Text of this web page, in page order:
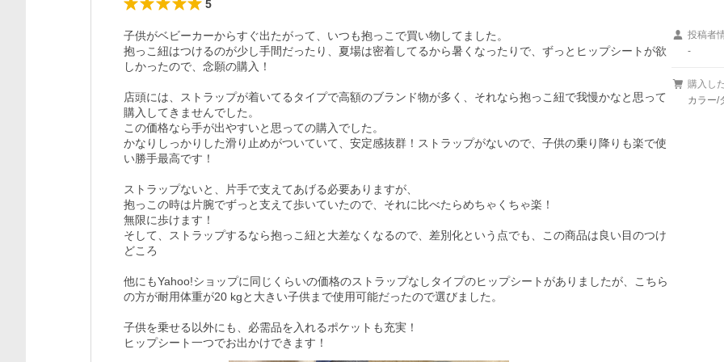
5
子供がベビーカーからすぐ出たがって、いつも抱っこで買い物してました。
抱っこ紐はつけるのが少し手間だったり、夏場は密着してるから暑くなったりで、ずっとヒップシートが欲
しかったので、念願の購入！
店頭には、ストラップが着いてるタイプで高額のブランド物が多く、それなら抱っこ紐で我慢かなと思って
購入してきませんでした。
この価格なら手が出やすいと思っての購入でした。
かなりしっかりした滑り止めがついていて、安定感抜群！ストラップがないので、子供の乗り降りも楽で使
い勝手最高です！
ストラップないと、片手で支えてあげる必要ありますが、
抱っこの時は片腕でずっと支えて歩いていたので、それに比べたらめちゃくちゃ楽！
無限に歩けます！
そして、ストラップするなら抱っこ紐と大差なくなるので、差別化という点でも、この商品は良い目のつけ
どころ
他にもYahoo!ショップに同じくらいの価格のストラップなしタイプのヒップシートがありましたが、こちら
の方が耐用体重が20 kgと大きい子供まで使用可能だったので選びました。
子供を乗せる以外にも、必需品を入れるポケットも充実！
ヒップシート一つでお出かけできます！
投稿者
-
購入し
カラー/